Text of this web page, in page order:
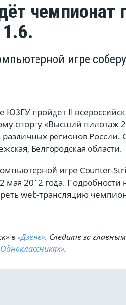
чемпионат
игре
ЮЗГУ пройдет II
спорту «Высший пилотаж
регионов России.
Белгородская области.
игре Counter-
мая 2012 года. Подробности
web-трансляцию
в «Дзене». Cледите за
.